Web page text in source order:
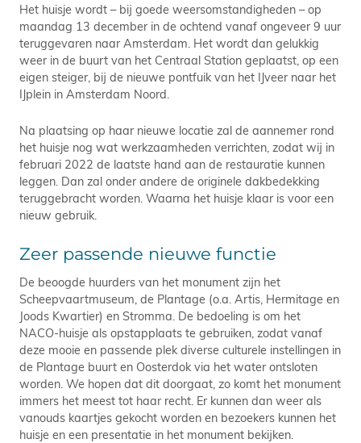
Het huisje wordt – bij goede weersomstandigheden – op
maandag 13 december in de ochtend vanaf ongeveer 9 uur
teruggevaren naar Amsterdam. Het wordt dan gelukkig
weer in de buurt van het Centraal Station geplaatst, op een
eigen steiger, bij de nieuwe pontfuik van het IJveer naar het
IJplein in Amsterdam Noord.
Na plaatsing op haar nieuwe locatie zal de aannemer rond
het huisje nog wat werkzaamheden verrichten, zodat wij in
februari 2022 de laatste hand aan de restauratie kunnen
leggen. Dan zal onder andere de originele dakbedekking
teruggebracht worden. Waarna het huisje klaar is voor een
nieuw gebruik.
Zeer passende nieuwe functie
De beoogde huurders van het monument zijn het
Scheepvaartmuseum, de Plantage (o.a. Artis, Hermitage en
Joods Kwartier) en Stromma. De bedoeling is om het
NACO-huisje als opstapplaats te gebruiken, zodat vanaf
deze mooie en passende plek diverse culturele instellingen in
de Plantage buurt en Oosterdok via het water ontsloten
worden. We hopen dat dit doorgaat, zo komt het monument
immers het meest tot haar recht. Er kunnen dan weer als
vanouds kaartjes gekocht worden en bezoekers kunnen het
huisje en een presentatie in het monument bekijken.